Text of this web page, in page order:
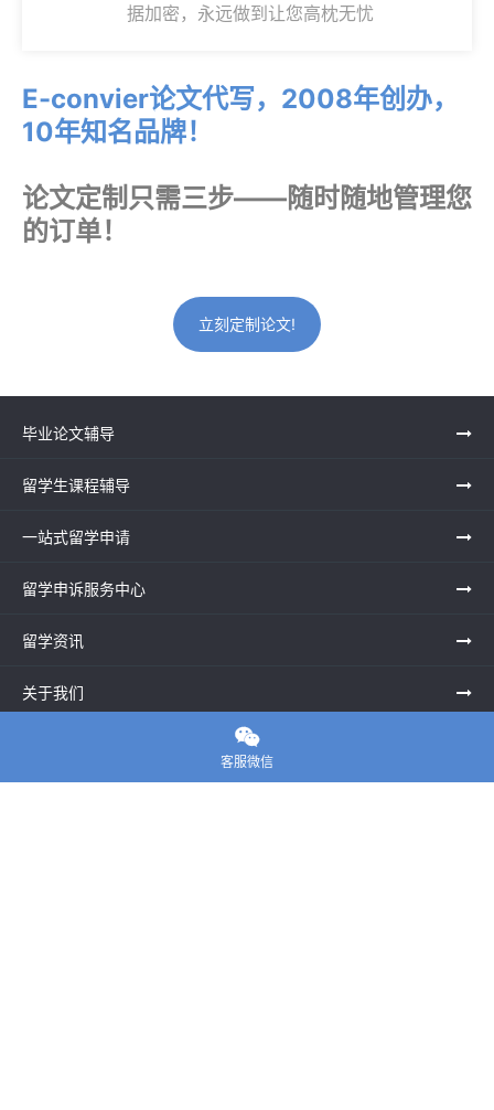
据加密，永远做到让您高枕无忧
E-convier论文代写，2008年创办，
10年知名品牌！
论文定制只需三步——随时随地管理您
的订单！
立刻定制论文!
毕业论文辅导
留学生课程辅导
一站式留学申请
留学申诉服务中心
留学资讯
关于我们

客服微信